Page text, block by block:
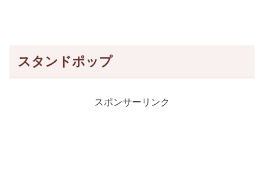
スタンドポップ
スポンサーリンク